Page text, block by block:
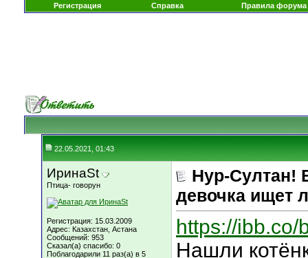
Регистрация Справка Правила форума
22.05.2021, 01:43
ИринаSt
Птица- говорун
Регистрация: 15.03.2009
Адрес: Казахстан, Астана
Сообщений: 953
Сказал(а) спасибо: 0
Поблагодарили 11 раз(а) в 5
Нур-Султан!
девочка ищет
https://ibb.co/
Нашли